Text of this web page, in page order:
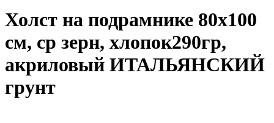
Холст на подрамнике 80х100
см, ср зерн, хлопок290гр,
акриловый ИТАЛЬЯНСКИЙ
грунт